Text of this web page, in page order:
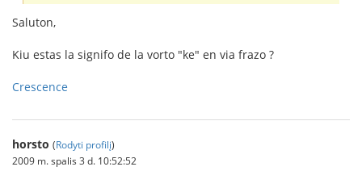
Saluton,
Kiu estas la signifo de la vorto "ke" en via frazo ?
Crescence
horsto (Rodyti profilį)
2009 m. spalis 3 d. 10:52:52